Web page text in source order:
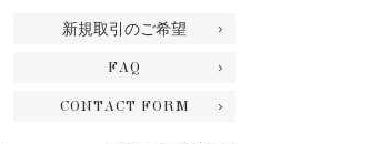
新規取引のご希望
FAQ
CONTACT FORM